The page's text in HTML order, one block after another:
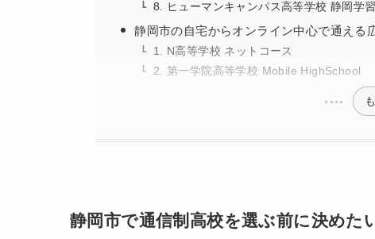
8. ヒューマンキャンパス高等学校 静岡学
静岡市の自宅からオンライン中心で通える
1. N高等学校 ネットコース
2. 第一学院高等学校 Mobile HighSchool
静岡市で通信制高校を選ぶ前に決めた